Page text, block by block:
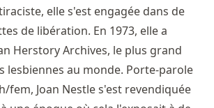
elle s'est engagée dans de
de libération. En 1973, elle a
Herstory Archives, le plus grand
lesbiennes au monde. Porte-parole
fem, Joan Nestle s'est revendiquée